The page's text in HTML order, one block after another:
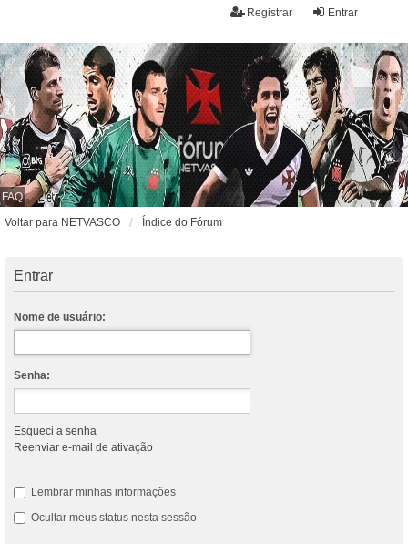
Entrar
Registrar
FAQ
Voltar para NETVASCO
Índice do Fórum
Entrar
Nome de usuário:
Senha:
Esqueci a senha
Reenviar e-mail de ativação
Lembrar minhas informações
Ocultar meus status nesta sessão